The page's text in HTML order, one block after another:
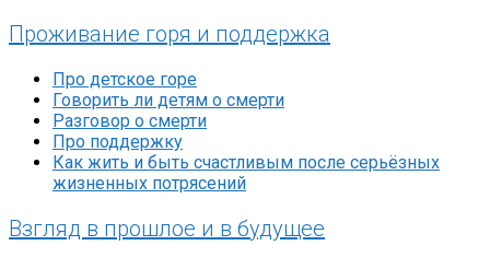
Проживание горя и поддержка
Про детское горе
Говорить ли детям о смерти
Разговор о смерти
Про поддержку
Как жить и быть счастливым после серьёзных
жизненных потрясений
Взгляд в прошлое и в будущее